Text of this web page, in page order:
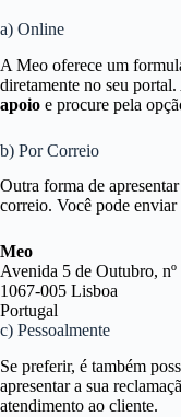
a) Online
A Meo oferece um
diretamente no seu
apoio e procure pela
b) Por Correio
Outra forma de
correio. Você pode enviar
Meo
Avenida 5 de Outubro, nº
1067-005 Lisboa
Portugal
c) Pessoalmente
Se preferir, é também
apresentar a sua
atendimento ao cliente.